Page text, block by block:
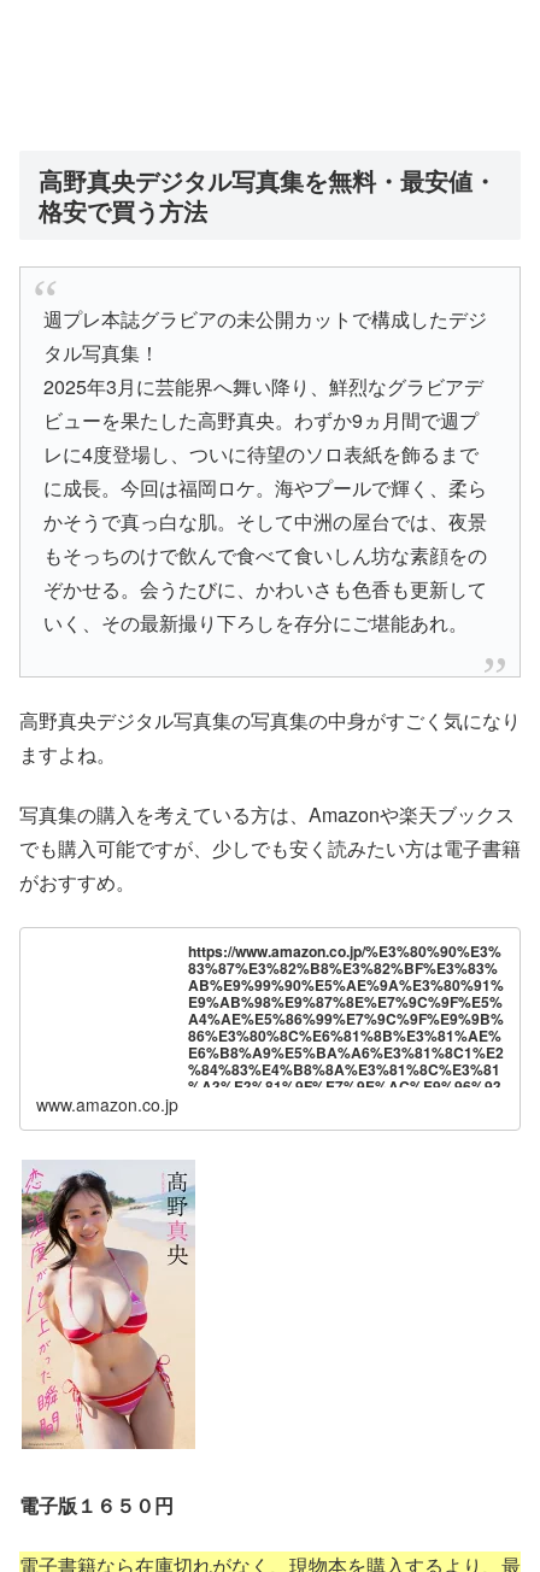
高野真央デジタル写真集を無料・最安値・
格安で買う方法
週プレ本誌グラビアの未公開カットで構成したデジ
タル写真集！
2025年3月に芸能界へ舞い降り、鮮烈なグラビアデ
ビューを果たした高野真央。わずか9ヵ月間で週プ
レに4度登場し、ついに待望のソロ表紙を飾るまで
に成長。今回は福岡ロケ。海やプールで輝く、柔ら
かそうで真っ白な肌。そして中洲の屋台では、夜景
もそっちのけで飲んで食べて食いしん坊な素顔をの
ぞかせる。会うたびに、かわいさも色香も更新して
いく、その最新撮り下ろしを存分にご堪能あれ。
高野真央デジタル写真集の写真集の中身がすごく気になり
ますよね。
写真集の購入を考えている方は、Amazonや楽天ブックス
でも購入可能ですが、少しでも安く読みたい方は電子書籍
がおすすめ。
https://www.amazon.co.jp/%E3%80%90%E3%
83%87%E3%82%B8%E3%82%BF%E3%83%
AB%E9%99%90%E5%AE%9A%E3%80%91%
E9%AB%98%E9%87%8E%E7%9C%9F%E5%
A4%AE%E5%86%99%E7%9C%9F%E9%9B%
86%E3%80%8C%E6%81%8B%E3%81%AE%
E6%B8%A9%E5%BA%A6%E3%81%8C1%E2
%84%83%E4%B8%8A%E3%81%8C%E3%81
%A3%E3%81%9F%E7%9E%AC%E9%96%93
PHOTO-BOOK-
__mk_ja_JP=%E3%82%AB%E3%82%BF%E3
%82%AB%E3%83%8A&crid=13G1W53K94PL
P&dib=eyJ2IjoiMSJ9.l9dIBNhpfQWm4Q-
www.amazon.co.jp
電子版１６５０円
電子書籍なら在庫切れがなく、現物本を購入するより、最